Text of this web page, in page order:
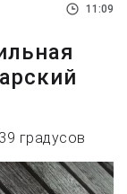
11:09
градусов